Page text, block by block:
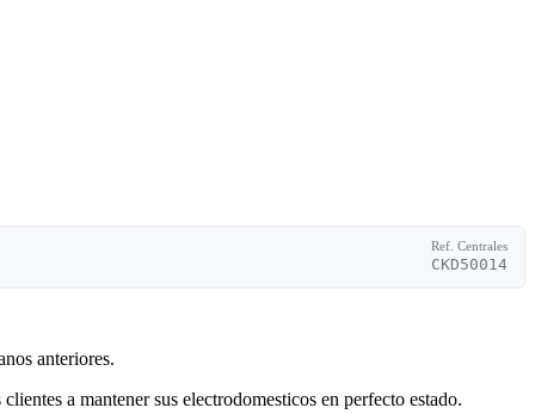
Ref. Centrales
CKD50014
anteriores.
a mantener sus electrodomesticos en perfecto estado.